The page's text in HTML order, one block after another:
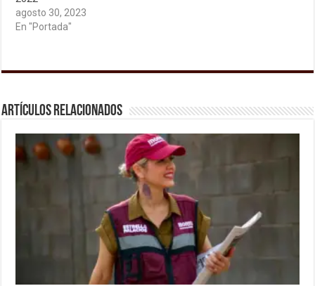
agosto 30, 2023
En "Portada"
Artículos relacionados